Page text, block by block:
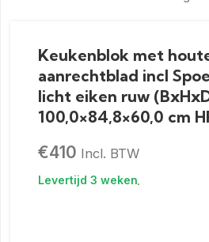
Keukenblok met
aanrechtblad incl
licht eiken ruw
100,0×84,8×60,0 cm
€410 Incl. BTW